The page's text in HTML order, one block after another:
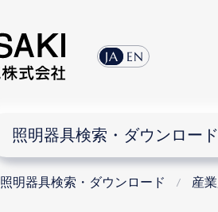
JA EN
照明器具検索・ダウンロード
照明器具検索・ダウンロード 産